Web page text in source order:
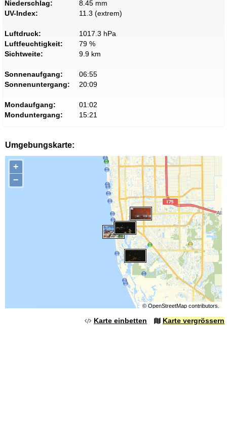
Niederschlag:
8.45 mm
UV-Index:
11.3 (extrem)
Luftdruck:
1017.3 hPa
Luftfeuchtigkeit:
79 %
Sichtweite:
9.9 km
Sonnenaufgang:
06:55
Sonnenuntergang:
20:09
Mondaufgang:
01:02
Monduntergang:
15:21
Umgebungskarte:
+
−
© OpenStreetMapcontributors.
Karte einbetten Karte vergrössern